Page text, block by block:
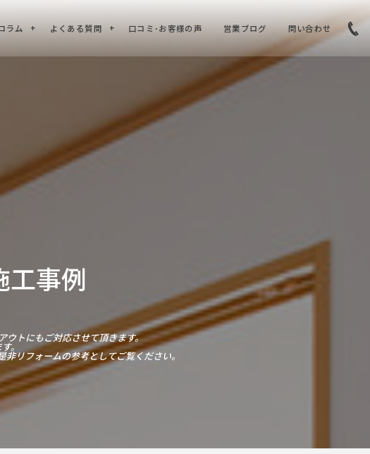
ラム よくある質問 口コミ･お客様の声 営業ブログ 問い合わせ
工事例
ウトにもご対応させて頂きます。
。
リフォームの参考としてご覧ください。